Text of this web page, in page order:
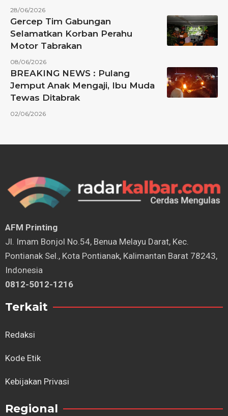
28/06/2026
Gercep Tim Gabungan
Selamatkan Korban Perahu
Motor Tabrakan
08/06/2026
BREAKING NEWS : Pulang
Jemput Anak Mengaji, Ibu Muda
Tewas Ditabrak
02/06/2026
AFM Printing
⁠Jl. Imam Bonjol No.54, Benua Melayu Darat, Kec.
Pontianak Sel., Kota Pontianak, Kalimantan Barat 78243,
Indonesia
0812-5012-1216
Terkait
Redaksi
Kode Etik
Kebijakan Privasi
Regional